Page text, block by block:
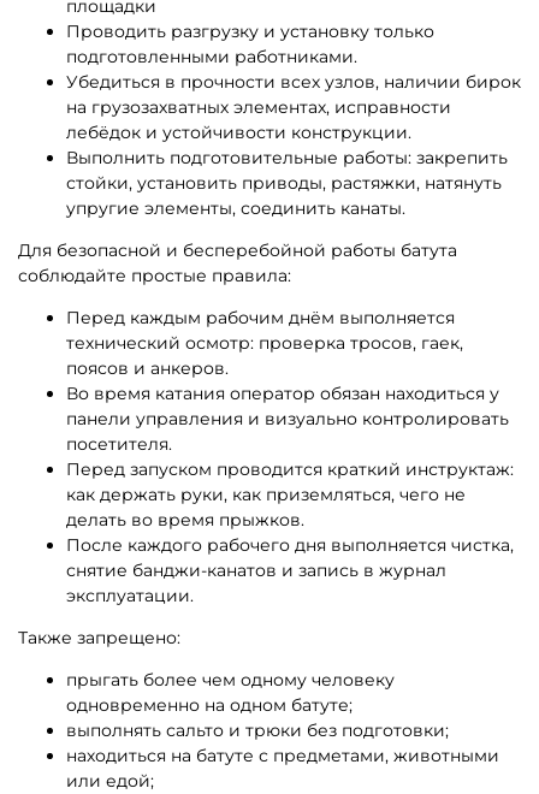
площадки
Проводить разгрузку и установку только
подготовленными работниками.
Убедиться в прочности всех узлов, наличии бирок
на грузозахватных элементах, исправности
лебёдок и устойчивости конструкции.
Выполнить подготовительные работы: закрепить
стойки, установить приводы, растяжки, натянуть
упругие элементы, соединить канаты.
Для безопасной и бесперебойной работы батута
соблюдайте простые правила:
Перед каждым рабочим днём выполняется
технический осмотр: проверка тросов, гаек,
поясов и анкеров.
Во время катания оператор обязан находиться у
панели управления и визуально контролировать
посетителя.
Перед запуском проводится краткий инструктаж:
как держать руки, как приземляться, чего не
делать во время прыжков.
После каждого рабочего дня выполняется чистка,
снятие банджи-канатов и запись в журнал
эксплуатации.
Также запрещено:
прыгать более чем одному человеку
одновременно на одном батуте;
выполнять сальто и трюки без подготовки;
находиться на батуте с предметами, животными
или едой;